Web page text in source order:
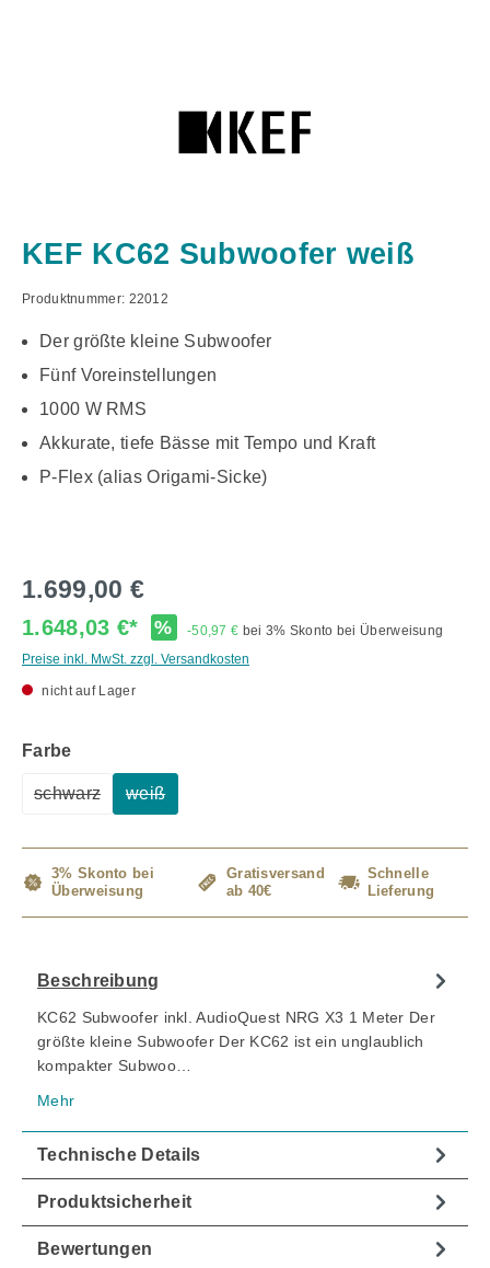
KEF KC62 Subwoofer weiß
Produktnummer: 22012
Der größte kleine Subwoofer
Fünf Voreinstellungen
1000 W RMS
Akkurate, tiefe Bässe mit Tempo und Kraft
P-Flex (alias Origami-Sicke)
1.699,00 €
1.648,03 €* % -50,97 € bei 3% Skonto bei Überweisung
Preise inkl. MwSt. zzgl. Versandkosten
nicht auf Lager
Farbeauswählen
schwarz weiß
3% Skonto bei
Überweisung
Gratisversand
ab 40€
Schnelle
Lieferung
Beschreibung
KC62 Subwoofer inkl. AudioQuest NRG X3 1 Meter Der
größte kleine Subwoofer Der KC62 ist ein unglaublich
kompakter Subwoo…
Mehr
Technische Details
Produktsicherheit
Bewertungen